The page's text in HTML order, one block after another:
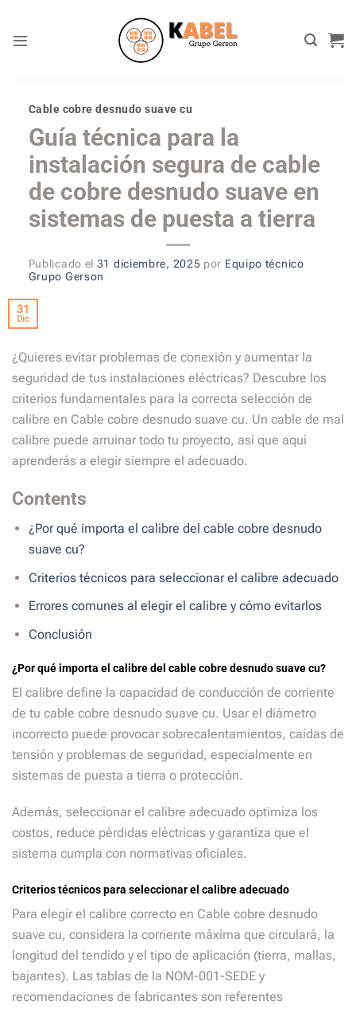
content
Cable cobre desnudo suave cu
Guía técnica para la
instalación segura de cable
de cobre desnudo suave en
sistemas de puesta a tierra
Publicado el 31 diciembre, 2025 por Equipo técnico
Grupo Gerson
31
Dic
¿Quieres evitar problemas de conexión y aumentar la
seguridad de tus instalaciones eléctricas? Descubre los
criterios fundamentales para la correcta selección de
calibre en Cable cobre desnudo suave cu. Un cable de mal
calibre puede arruinar todo tu proyecto, así que aquí
aprenderás a elegir siempre el adecuado.
Contents
¿Por qué importa el calibre del cable cobre desnudo
suave cu?
Criterios técnicos para seleccionar el calibre adecuado
Errores comunes al elegir el calibre y cómo evitarlos
Conclusión
¿Por qué importa el calibre del cable cobre desnudo suave cu?
El calibre define la capacidad de conducción de corriente
de tu cable cobre desnudo suave cu. Usar el diámetro
incorrecto puede provocar sobrecalentamientos, caídas de
tensión y problemas de seguridad, especialmente en
sistemas de puesta a tierra o protección.
Además, seleccionar el calibre adecuado optimiza los
costos, reduce pérdidas eléctricas y garantiza que el
sistema cumpla con normativas oficiales.
Criterios técnicos para seleccionar el calibre adecuado
Para elegir el calibre correcto en Cable cobre desnudo
suave cu, considera la corriente máxima que circulará, la
longitud del tendido y el tipo de aplicación (tierra, mallas,
bajantes). Las tablas de la NOM-001-SEDE y
recomendaciones de fabricantes son referentes